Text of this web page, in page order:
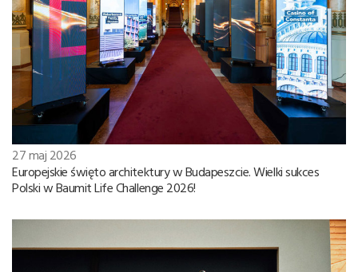
27 maj 2026
Europejskie święto architektury w Budapeszcie. Wielki sukces
Polski w Baumit Life Challenge 2026!